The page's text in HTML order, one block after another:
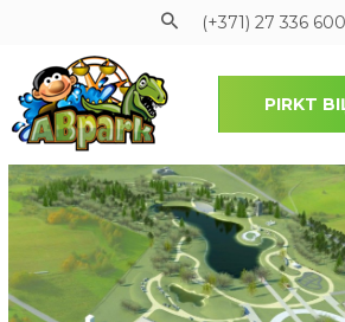
Pāriet uz galveno saturu
(+371) 27 336 600
PIRKT